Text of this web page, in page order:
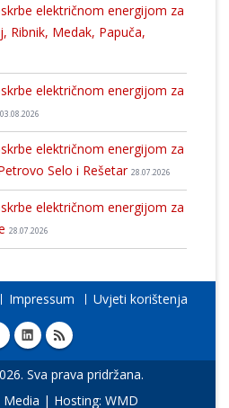
električnom energijom za
Ribnik, Medak, Papuča,
električnom energijom za
03.08.2026
električnom energijom za
Selo i Rešetar 28.07.2026
električnom energijom za
28.07.2026
Impressum Uvjeti korištenja
Sva prava pridržana.
Media | Hosting: WMD